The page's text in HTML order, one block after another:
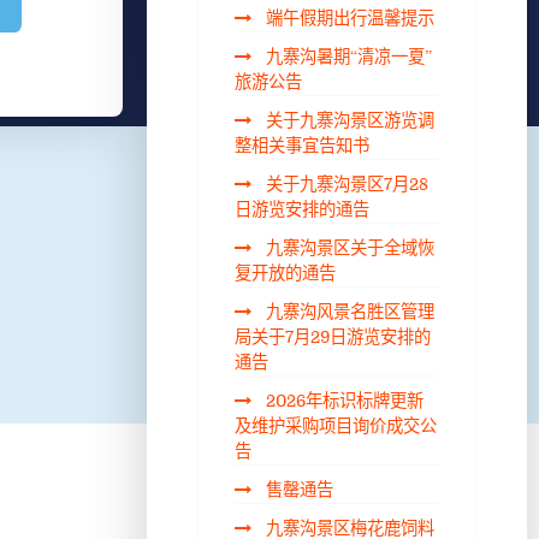
端午假期出行温馨提示
九寨沟暑期“清凉一夏”
旅游公告
关于九寨沟景区游览调
整相关事宜告知书
关于九寨沟景区7月28
日游览安排的通告
九寨沟景区关于全域恢
复开放的通告
九寨沟风景名胜区管理
局关于7月29日游览安排的
通告
2026年标识标牌更新
及维护采购项目询价成交公
告
售罄通告
九寨沟景区梅花鹿饲料